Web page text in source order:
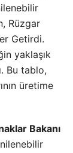
Rüzgar
Getirdi.
yaklaşık
Bu tablo,
üretime
Bakanı